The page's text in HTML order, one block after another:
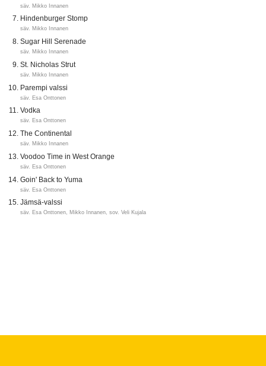
säv. Mikko Innanen
Hindenburger Stomp
säv. Mikko Innanen
Sugar Hill Serenade
säv. Mikko Innanen
St. Nicholas Strut
säv. Mikko Innanen
Parempi valssi
säv. Esa Onttonen
Vodka
säv. Esa Onttonen
The Continental
säv. Mikko Innanen
Voodoo Time in West Orange
säv. Esa Onttonen
Goin' Back to Yuma
säv. Esa Onttonen
Jämsä-valssi
säv. Esa Onttonen, Mikko Innanen, sov. Veli Kujala